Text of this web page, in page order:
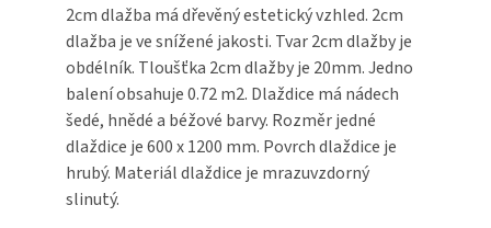
2cm dlažba má dřevěný estetický vzhled. 2cm
dlažba je ve snížené jakosti. Tvar 2cm dlažby je
obdélník. Tloušťka 2cm dlažby je 20mm. Jedno
balení obsahuje 0.72 m2. Dlaždice má nádech
šedé, hnědé a béžové barvy. Rozměr jedné
dlaždice je 600 x 1200 mm. Povrch dlaždice je
hrubý. Materiál dlaždice je mrazuvzdorný
slinutý.